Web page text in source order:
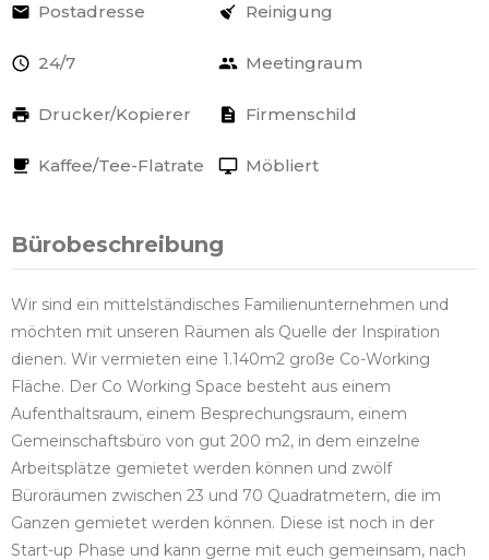
Postadresse Reinigung
24/7 Meetingraum
Drucker/Kopierer Firmenschild
Kaffee/Tee-Flatrate Möbliert
Bürobeschreibung
Wir sind ein mittelständisches Familienunternehmen und
möchten mit unseren Räumen als Quelle der Inspiration
dienen. Wir vermieten eine 1.140m2 große Co-Working
Fläche. Der Co Working Space besteht aus einem
Aufenthaltsraum, einem Besprechungsraum, einem
Gemeinschaftsbüro von gut 200 m2, in dem einzelne
Arbeitsplätze gemietet werden können und zwölf
Büroräumen zwischen 23 und 70 Quadratmetern, die im
Ganzen gemietet werden können. Diese ist noch in der
Start-up Phase und kann gerne mit euch gemeinsam, nach